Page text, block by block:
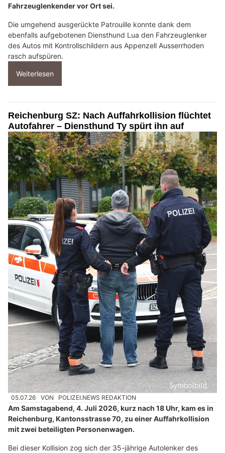
Fahrzeuglenkender vor Ort sei.
Die umgehend ausgerückte Patrouille konnte dank dem
ebenfalls aufgebotenen Diensthund Lua den Fahrzeuglenker
des Autos mit Kontrollschildern aus Appenzell Ausserrhoden
rasch aufspüren.
Weiterlesen
Reichenburg SZ: Nach Auffahrkollision flüchtet
Autofahrer – Diensthund Ty spürt ihn auf
05.07.26 VON POLIZEI.NEWS REDAKTION
Am Samstagabend, 4. Juli 2026, kurz nach 18 Uhr, kam es in
Reichenburg, Kantonsstrasse 70, zu einer Auffahrkollision
mit zwei beteiligten Personenwagen.
Bei dieser Kollision zog sich der 35-jährige Autolenker des